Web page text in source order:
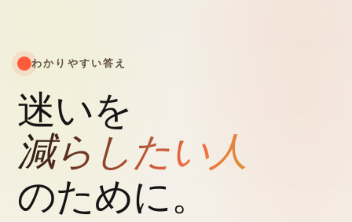
わかりやすい答え
迷いを
減らしたい人
のために。